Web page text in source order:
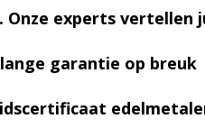
Onze experts vertellen
garantie op breuk